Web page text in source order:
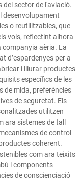
sector de l'aviació.
desenvolupament
o reutilitzables, que
vols, reflectint alhora
companyia aèria. La
d’espardenyes per a
i lliurar productes
específics de les
de mida, preferències
de seguretat. Els
utilitzen
sistemes de tall
de control
coherent.
com ara teixits
i components
de conscienciació